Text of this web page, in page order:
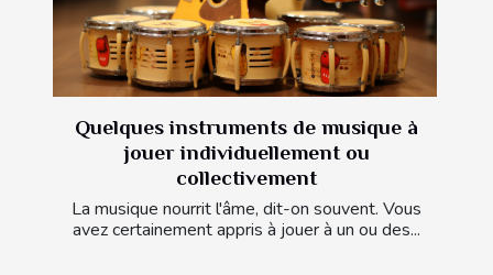
Quelques instruments de musique à
jouer individuellement ou
collectivement
La musique nourrit l'âme, dit-on souvent. Vous
avez certainement appris à jouer à un ou des...